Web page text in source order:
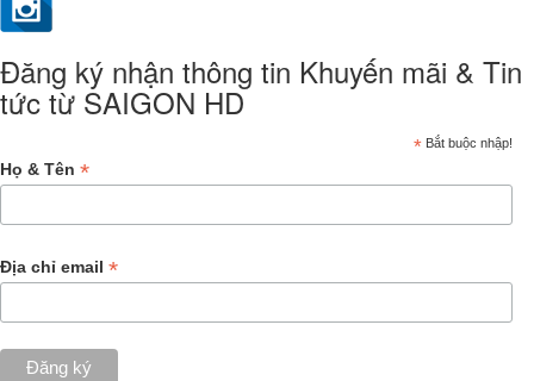
Đăng ký nhận thông tin Khuyến mãi & Tin
tức từ SAIGON HD
* Bắt buộc nhập!
Họ & Tên *
Địa chỉ email *